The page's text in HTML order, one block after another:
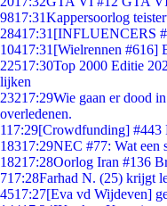
9817:31Kappersoorlog
28417:31 [INFLUENCERS
10417:31 [Wielrennen #616]
22517:30Top 2000 Editie
lijken
23217:29Wie gaan er dood
overledenen.
117:29[Crowdfunding] #443
18317:29NEC #77: Wat een
18217:28Oorlog Iran #136
717:28Farhad N. (25) krijgt
4517:27[Eva vd Wijdeven]